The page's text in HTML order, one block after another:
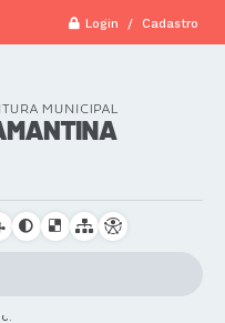
Login / Cadastro